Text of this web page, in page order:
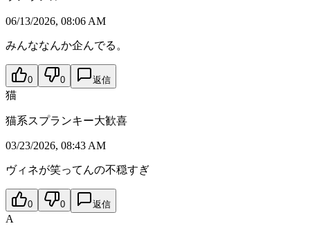
06/13/2026, 08:06 AM
みんななんか企んでる。
0 0 返信
猫
猫系スプランキー大歓喜
03/23/2026, 08:43 AM
ヴィネが笑ってんの不穏すぎ
0 0 返信
A